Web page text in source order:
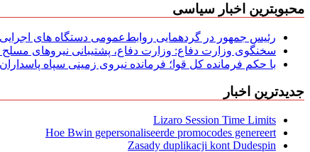
محبوبترین اخبار سیاسی
رئیس جمهور در گردهمایی روابط‌عمومی دستگاه های
سخنگوی وزارت دفاع: وزارت دفاع، پشتیبانی نیرو‌های مسلح
با حکم فرمانده کل قوا؛ فرمانده نیروی زمینی سپاه
جدیدترین اخبار
Lizaro Session Time Limits
Hoe Bwin gepersonaliseerde promocodes genereert
Zasady duplikacji kont Dudespin